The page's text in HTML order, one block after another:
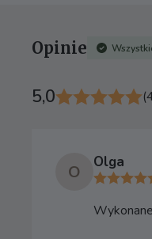
Opinie
5,0
O Olga